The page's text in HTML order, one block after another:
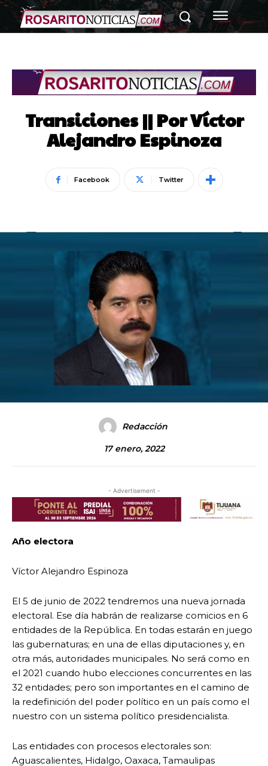
Transiciones || Por Víctor
Alejandro Espinoza
Facebook Twitter
Redacción
17 enero, 2022
- Advertisement -
Año electora
Víctor Alejandro Espinoza
El 5 de junio de 2022 tendremos una nueva jornada
electoral. Ese día habrán de realizarse comicios en 6
entidades de la República. En todas estarán en juego
las gubernaturas; en una de ellas diputaciones y, en
otra más, autoridades municipales. No será como en
el 2021 cuando hubo elecciones concurrentes en las
32 entidades; pero son importantes en el camino de
la redefinición del poder político en un país como el
nuestro con un sistema político presidencialista.
Las entidades con procesos electorales son:
Aguascalientes, Hidalgo, Oaxaca, Tamaulipas